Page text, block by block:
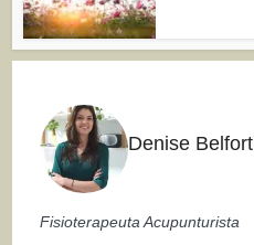
Denise Belfort
Fisioterapeuta Acupunturista